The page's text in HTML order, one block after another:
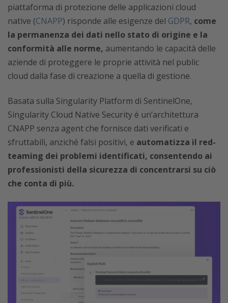
piattaforma di protezione delle applicazioni cloud
native (CNAPP) risponde alle esigenze del GDPR, come
la permanenza dei dati nello stato di origine e la
conformità alle norme, aumentando le capacità delle
aziende di proteggere le proprie attività nel public
cloud dalla fase di creazione a quella di gestione.
Basata sulla Singularity Platform di SentinelOne,
Singularity Cloud Native Security è un’architettura
CNAPP senza agent che fornisce dati verificati e
sfruttabili, anziché falsi positivi, e automatizza il red-
teaming dei problemi identificati, consentendo ai
professionisti della sicurezza di concentrarsi su ciò
che conta di più.